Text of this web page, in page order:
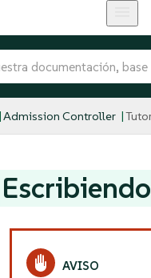
Admission Controller